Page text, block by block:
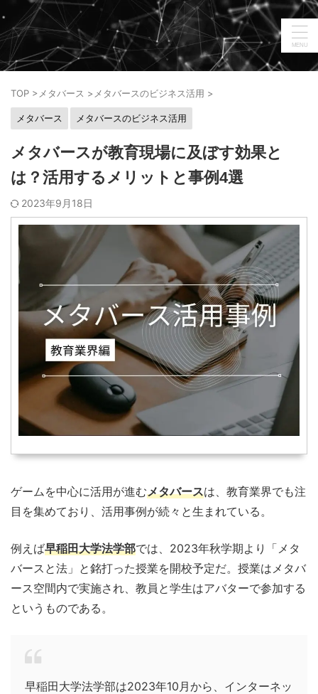
TOP > メタバース > メタバースのビジネス活用 >
メタバース メタバースのビジネス活用
メタバースが教育現場に及ぼす効果と
は？活用するメリットと事例4選
2023年9月18日
ゲームを中心に活用が進むメタバースは、教育業界でも注
目を集めており、活用事例が続々と生まれている。
例えば早稲田大学法学部では、2023年秋学期より「メタ
バースと法」と銘打った授業を開校予定だ。授業はメタバ
ース空間内で実施され、教員と学生はアバターで参加する
というものである。
早稲田大学法学部は2023年10月から、インターネッ